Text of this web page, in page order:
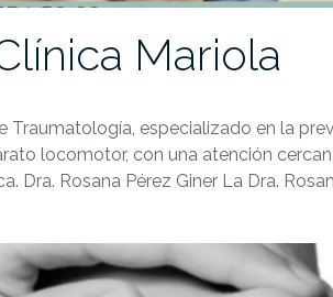
Mariola
Traumatología, especializado en la
locomotor, con una atención
Dra. Rosana Pérez Giner La Dra.